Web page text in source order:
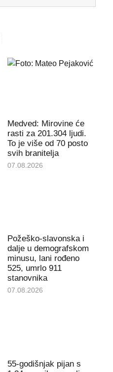
Medved: Mirovine će
rasti za 201.304 ljudi.
To je više od 70 posto
svih branitelja
07.08.2026
Požeško-slavonska i
dalje u demografskom
minusu, lani rođeno
525, umrlo 911
stanovnika
07.08.2026
55-godišnjak pijan s